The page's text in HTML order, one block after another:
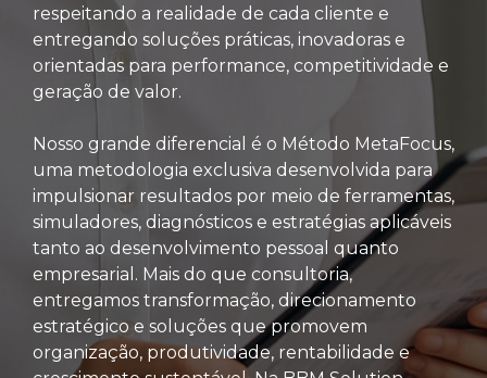
respeitando a realidade de cada cliente e
entregando soluções práticas, inovadoras e
orientadas para performance, competitividade e
geração de valor.
Nosso grande diferencial é o Método MetaFocus,
uma metodologia exclusiva desenvolvida para
impulsionar resultados por meio de ferramentas,
simuladores, diagnósticos e estratégias aplicáveis
tanto ao desenvolvimento pessoal quanto
empresarial. Mais do que consultoria,
entregamos transformação, direcionamento
estratégico e soluções que promovem
organização, produtividade, rentabilidade e